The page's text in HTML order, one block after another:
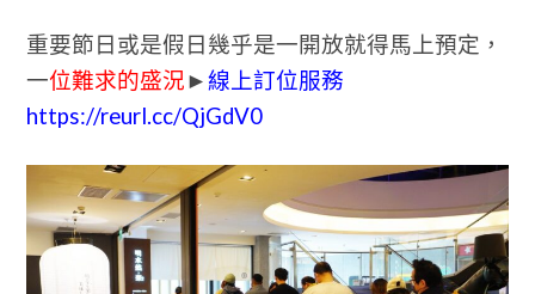
重要節日或是假日幾乎是一開放就得馬上預定，
一位難求的盛況►線上訂位服務
https://reurl.cc/QjGdV0